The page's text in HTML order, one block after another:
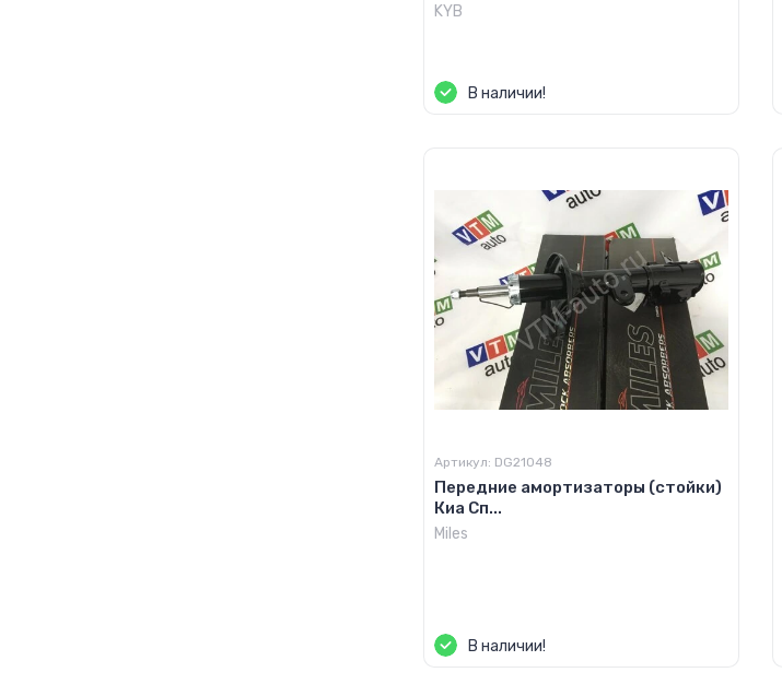
KYB
В наличии!
Артикул: DG21048
Передние амортизаторы (стойки)
Киа Сп...
Miles
В наличии!